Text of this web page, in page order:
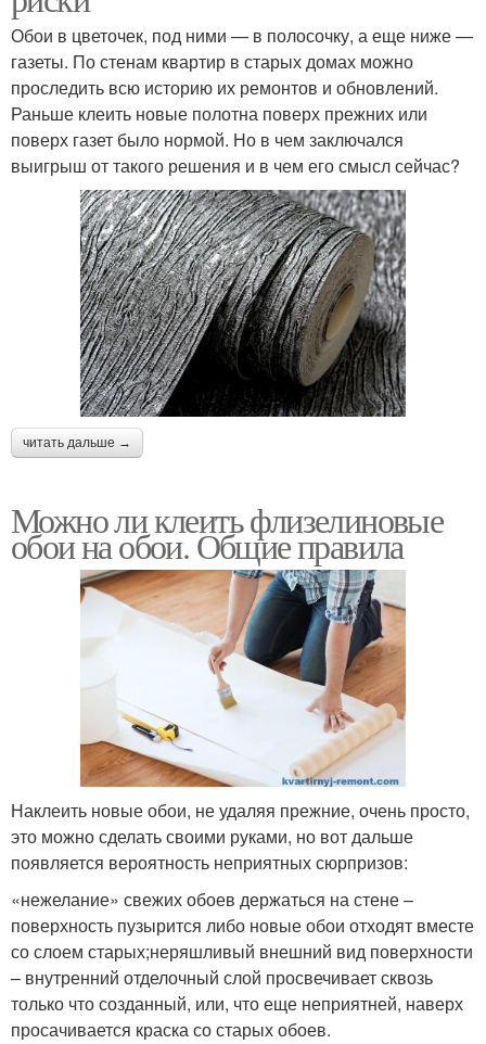
Обои в цветочек, под ними — в полосочку, а еще ниже —
газеты. По стенам квартир в старых домах можно
проследить всю историю их ремонтов и обновлений.
Раньше клеить новые полотна поверх прежних или
поверх газет было нормой. Но в чем заключался
выигрыш от такого решения и в чем его смысл сейчас?
читать дальше →
Можно ли клеить флизелиновые
обои на обои. Общие правила
Наклеить новые обои, не удаляя прежние, очень просто,
это можно сделать своими руками, но вот дальше
появляется вероятность неприятных сюрпризов:
«нежелание» свежих обоев держаться на стене –
поверхность пузырится либо новые обои отходят вместе
со слоем старых;неряшливый внешний вид поверхности
– внутренний отделочный слой просвечивает сквозь
только что созданный, или, что еще неприятней, наверх
просачивается краска со старых обоев.